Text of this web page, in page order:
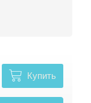
Купить